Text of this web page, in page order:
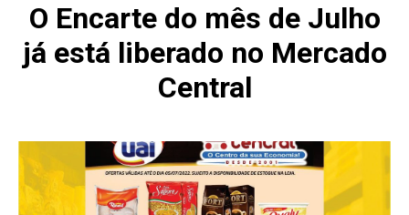
O Encarte do mês de Julho
já está liberado no Mercado
Central